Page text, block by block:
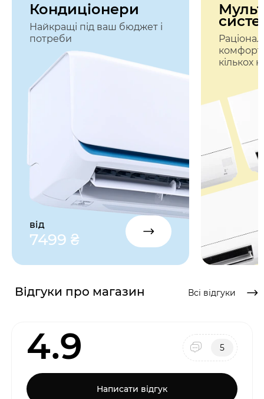
Кондиціонери
Найкращі під ваш бюджет і
потреби
від
7499 ₴
кількох
Відгуки про магазин Всі відгуки
4.9 5
Написати відгук